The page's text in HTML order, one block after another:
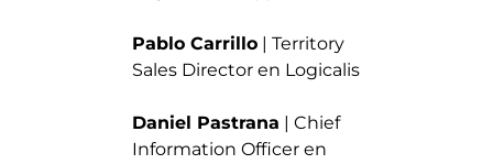
Pablo Carrillo | Territory
Sales Director en Logicalis
Daniel Pastrana | Chief
Information Officer en